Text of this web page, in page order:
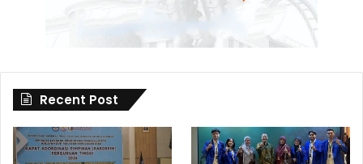
Recent Post